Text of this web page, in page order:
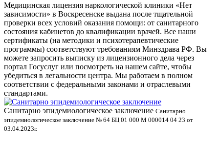
Медицинская лицензия наркологической клиники «Нет
зависимости» в Воскресенске выдана после тщательной
проверки всех условий оказания помощи: от санитарного
состояния кабинетов до квалификации врачей. Все наши
сертификаты (на методики и психотерапевтические
программы) соответствуют требованиям Минздрава РФ. Вы
можете запросить выписку из лицензионного дела через
портал Госуслуг или посмотреть на нашем сайте, чтобы
убедиться в легальности центра. Мы работаем в полном
соответствии с федеральными законами и отраслевыми
стандартами.
Санитарно эпидемиологическое заключение Санитарно
эпидемиологическое заключение № 64 БЦ 01 000 М 000014 04 23 от
03.04.2023г.